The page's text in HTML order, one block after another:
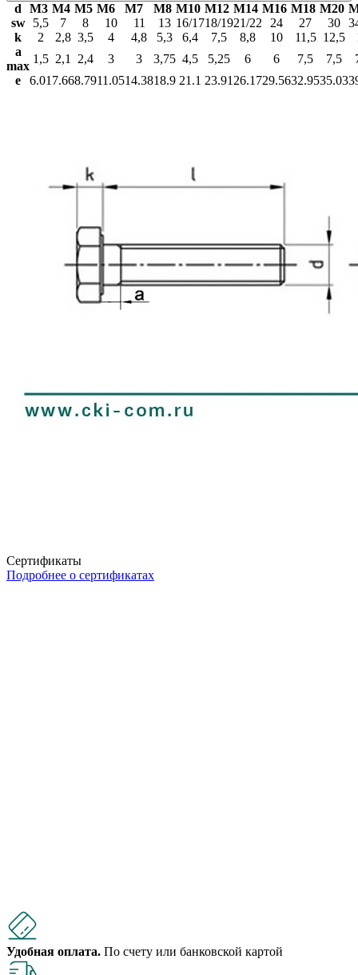
d М3 М4 М5 М6 М7 М8 М10 М12 М14 М16 М18 М20
sw
5,5 7 8 10 11 13 16/1718/1921/22 24 27 30
k
2 2,8 3,5 4 4,8 5,3 6,4 7,5 8,8 10 11,5 12,5
a
max
1,5 2,1 2,4 3 3 3,75 4,5 5,25 6 6 7,5 7,5
e
6.01 7.668.7911.0514.3818.9 21.1 23.91 26.1729.5632.9535.03
Сертификаты
Подробнее о сертификатах
Удобная оплата. По счету или банковской картой